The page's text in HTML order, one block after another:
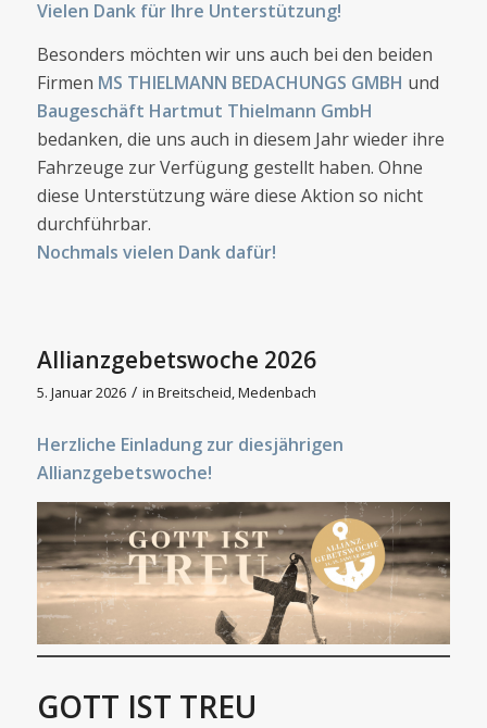
Vielen Dank für Ihre Unterstützung!
Besonders möchten wir uns auch bei den beiden
Firmen MS THIELMANN BEDACHUNGS GMBH und
Baugeschäft Hartmut Thielmann GmbH
bedanken, die uns auch in diesem Jahr wieder ihre
Fahrzeuge zur Verfügung gestellt haben. Ohne
diese Unterstützung wäre diese Aktion so nicht
durchführbar.
Nochmals vielen Dank dafür!
Allianzgebetswoche 2026
5. Januar 2026 / in Breitscheid,Medenbach
Herzliche Einladung zur diesjährigen
Allianzgebetswoche!
GOTT IST TREU